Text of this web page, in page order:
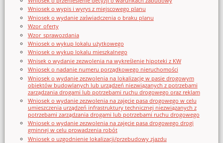
Wniosek o wypis i wyrys z miejscowego planu
Wniosek o wydanie zaświadczenia o braku planu
Wzor_oferty
Wzor_sprawozdania
Wniosek o wykup lokalu użytkowego
Wniosek o wykup lokalu mieszkalnego
Wnisek o wydanie zezwolenia na wykreślenie hipoteki z KW
Wniosek o nadanie numeru porządkowego nieruchomości
Wniosek o wydanie zezwolenia na lokalizację w pasie drogowym
obiektów budowlanych lub urządzeń niezwiązanych z potrzebami
zarządzania drogami lub potrzebami ruchu drogowego oraz reklam
Wniosek o wydanie zezwolenia na zajęcie pasa drogowego w celu
umieszczenia urządzeń infrastruktury technicznej niezwiązanych z
potrzebami zarządzania drogami lub potrzebami ruchu drogowego
Wniosek o wydanie zezwolenia na zajęcie pasa drogowego drogi
gminnej w celu prowadzenia robót
Wniosek o uzgodnienie lokalizacji/przebudowy zjazdu